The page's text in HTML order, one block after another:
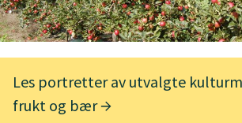
Les portretter av utvalgte
frukt og bær